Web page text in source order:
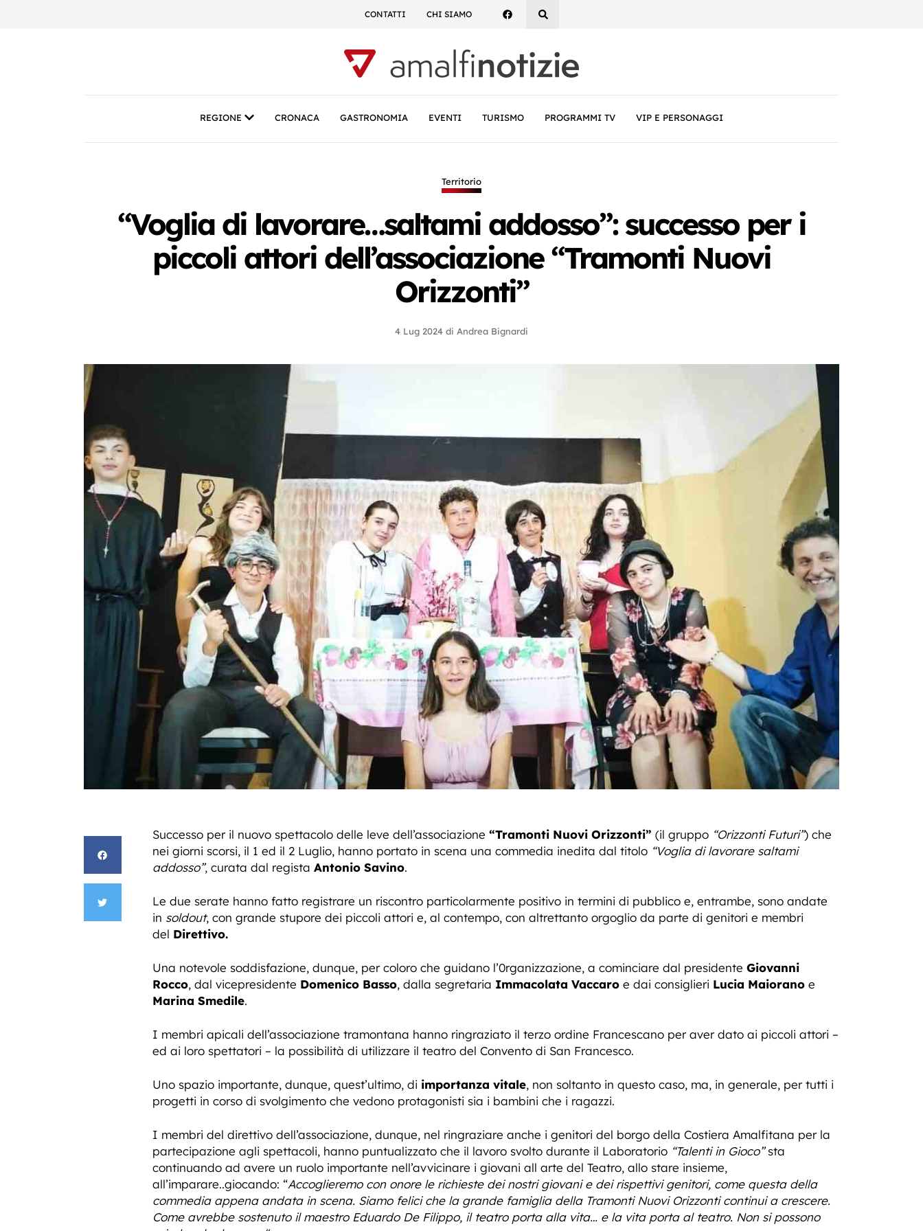
CONTATTI CHI SIAMO
REGIONE CRONACA GASTRONOMIA EVENTI TURISMO PROGRAMMI TV VIP E PERSONAGGI
Territorio
“Voglia di lavorare…saltami addosso”: successo per i
piccoli attori dell’associazione “Tramonti Nuovi
Orizzonti”
4 Lug 2024 di Andrea Bignardi
Successo per il nuovo spettacolo delle leve dell’associazione “Tramonti Nuovi Orizzonti” (il gruppo “Orizzonti Futuri”) che
nei giorni scorsi, il 1 ed il 2 Luglio, hanno portato in scena una commedia inedita dal titolo “Voglia di lavorare saltami
addosso”, curata dal regista Antonio Savino.
Le due serate hanno fatto registrare un riscontro particolarmente positivo in termini di pubblico e, entrambe, sono andate
in soldout, con grande stupore dei piccoli attori e, al contempo, con altrettanto orgoglio da parte di genitori e membri
del Direttivo.
Una notevole soddisfazione, dunque, per coloro che guidano l’0rganizzazione, a cominciare dal presidente Giovanni
Rocco, dal vicepresidente Domenico Basso, dalla segretaria Immacolata Vaccaro e dai consiglieri Lucia Maiorano e
Marina Smedile.
I membri apicali dell’associazione tramontana hanno ringraziato il terzo ordine Francescano per aver dato ai piccoli attori –
ed ai loro spettatori – la possibilità di utilizzare il teatro del Convento di San Francesco.
Uno spazio importante, dunque, quest’ultimo, di importanza vitale, non soltanto in questo caso, ma, in generale, per tutti i
progetti in corso di svolgimento che vedono protagonisti sia i bambini che i ragazzi.
I membri del direttivo dell’associazione, dunque, nel ringraziare anche i genitori del borgo della Costiera Amalfitana per la
partecipazione agli spettacoli, hanno puntualizzato che il lavoro svolto durante il Laboratorio “Talenti in Gioco”sta
continuando ad avere un ruolo importante nell’avvicinare i giovani all arte del Teatro, allo stare insieme,
all’imparare..giocando: “Accoglieremo con onore le richieste dei nostri giovani e dei rispettivi genitori, come questa della
commedia appena andata in scena. Siamo felici che la grande famiglia della Tramonti Nuovi Orizzonti continui a crescere.
Come avrebbe sostenuto il maestro Eduardo De Filippo, il teatro porta alla vita… e la vita porta al teatro. Non si possono